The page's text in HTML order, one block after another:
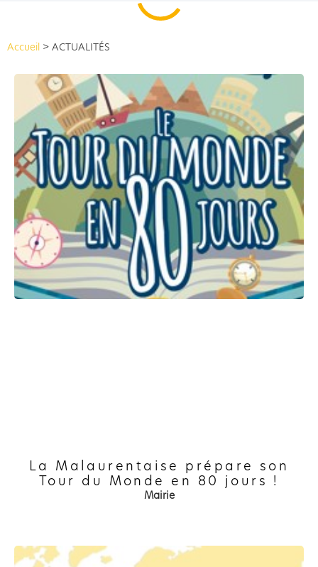
Accueil > ACTUALITÉS
La Malaurentaise prépare son
Tour du Monde en 80 jours !
Mairie